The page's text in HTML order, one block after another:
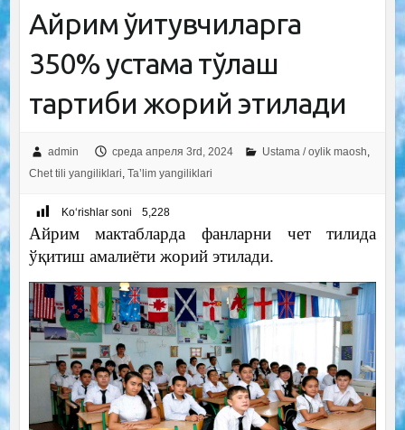
Айрим ўқитувчиларга
350% устама тўлаш
тартиби жорий этилади
admin среда апреля 3rd, 2024 Ustama / oylik maosh,
Chet tili yangiliklari, Ta’lim yangiliklari
Ko‘rishlar soni 5,228
Айрим мактабларда фанларни чет тилида
ўқитиш амалиёти жорий этилади.